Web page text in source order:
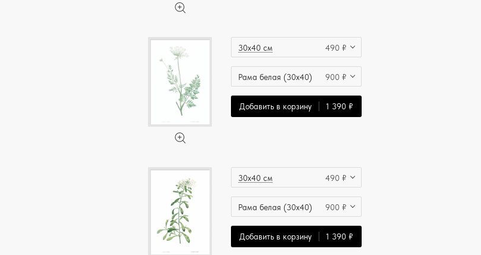
30x40 см 490 ₽
Рама белая (30x40) 900 ₽
Добавить в корзину 1 390 ₽
30x40 см 490 ₽
Рама белая (30x40) 900 ₽
Добавить в корзину 1 390 ₽